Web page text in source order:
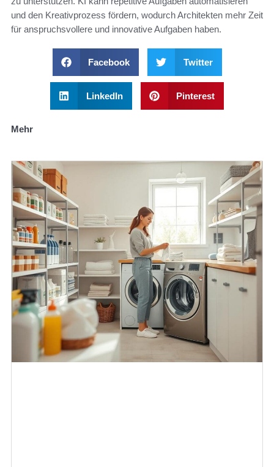
und den Kreativprozess fördern, wodurch Architekten mehr Zeit
für anspruchsvollere und innovative Aufgaben haben.
Facebook Twitter
LinkedIn Pinterest
Mehr